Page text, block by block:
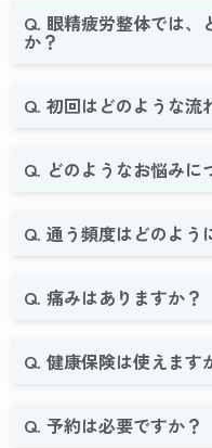
Q. 眼精疲労整体では、
か？
Q. 初回はどのような流
Q. どのようなお悩みに
Q. 通う頻度はどのよう
Q. 痛みはありますか？
Q. 健康保険は使えます
Q. 予約は必要ですか？